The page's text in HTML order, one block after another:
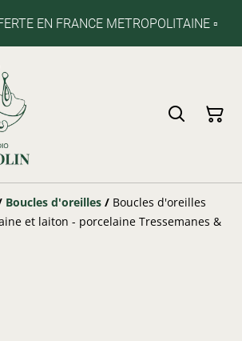
EN FRANCE METROPOLITAINE ▫️
Boucles d'oreilles / Boucles d'oreilles
et laiton - porcelaine Tressemanes &